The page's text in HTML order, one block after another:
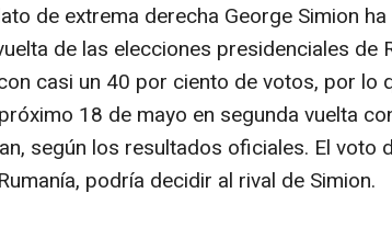
de extrema derecha George Simion
de las elecciones presidenciales de
casi un 40 por ciento de votos, por lo
18 de mayo en segunda vuelta
según los resultados oficiales. El voto
podría decidir al rival de Simion.